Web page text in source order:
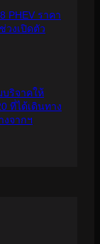
PHEV ราคา
วงเปิดตัว
ริจาคให้
ที่ได้เดินทาง
งจากฯ